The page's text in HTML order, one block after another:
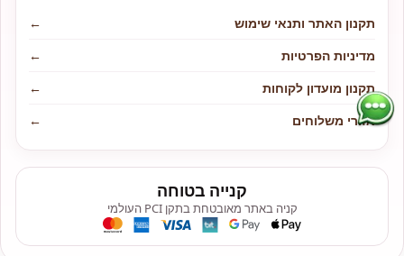
תקנון האתר ותנאי שימוש
←
מדיניות הפרטיות
←
תקנון מועדון לקוחות
←
אזורי משלוחים
←
קנייה בטוחה
קניה באתר מאובטחת בתקן PCI העולמי